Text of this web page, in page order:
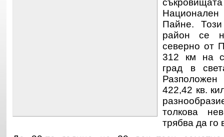
Пайне.
район се
северно от
312 км на
град в
422,42 кв.
толкова
трябва да го